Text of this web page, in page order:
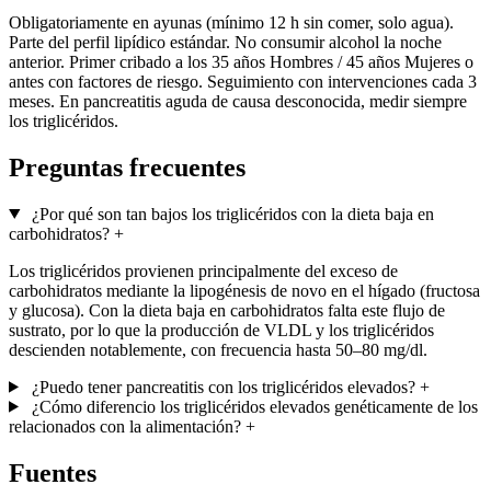
Obligatoriamente en ayunas (mínimo 12 h sin comer, solo agua).
Parte del perfil lipídico estándar. No consumir alcohol la noche
anterior. Primer cribado a los 35 años Hombres / 45 años Mujeres o
antes con factores de riesgo. Seguimiento con intervenciones cada 3
meses. En pancreatitis aguda de causa desconocida, medir siempre
los triglicéridos.
Preguntas frecuentes
¿Por qué son tan bajos los triglicéridos con la dieta baja en
carbohidratos? +
Los triglicéridos provienen principalmente del exceso de
carbohidratos mediante la lipogénesis de novo en el hígado (fructosa
y glucosa). Con la dieta baja en carbohidratos falta este flujo de
sustrato, por lo que la producción de VLDL y los triglicéridos
descienden notablemente, con frecuencia hasta 50–80 mg/dl.
¿Puedo tener pancreatitis con los triglicéridos elevados? +
¿Cómo diferencio los triglicéridos elevados genéticamente de los
relacionados con la alimentación? +
Fuentes